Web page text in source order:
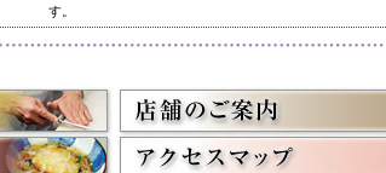
す。
高台寺・圓徳院 春のライトアップ終了に伴い、表示を
京料理いそべ担当・世界遺産二条城での特別昼食、高
終了に伴い削除させていただきました。多くのお客様
うございました。
高台寺・圓徳院・春の夜間ライトアップのお知らせを表
お越しの際のお食事に、ぜひ当店をご利用下さい。